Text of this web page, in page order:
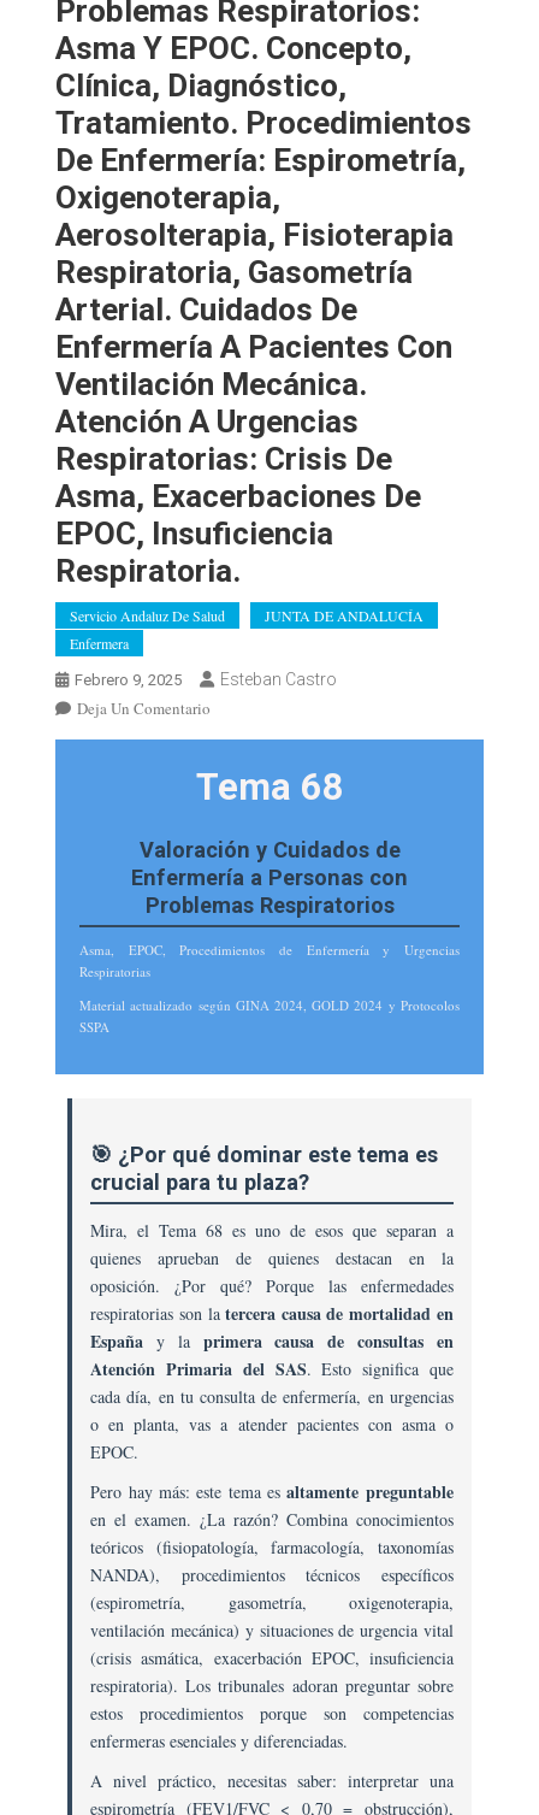
Problemas Respiratorios:
Asma Y EPOC. Concepto,
Clínica, Diagnóstico,
Tratamiento. Procedimientos
De Enfermería: Espirometría,
Oxigenoterapia,
Aerosolterapia, Fisioterapia
Respiratoria, Gasometría
Arterial. Cuidados De
Enfermería A Pacientes Con
Ventilación Mecánica.
Atención A Urgencias
Respiratorias: Crisis De
Asma, Exacerbaciones De
EPOC, Insuficiencia
Respiratoria.
Servicio Andaluz De Salud
JUNTA DE ANDALUCÍA
Enfermera
Febrero 9, 2025 Esteban Castro
Deja Un Comentario
ENFERMERA.
68.
Valoración
Y
Cuidados
De
A
Problemas
Y
EPOC.
Concepto,
Clínica,
Diagnóstico,
Tratamiento.
Procedimientos
De
Enfermería:
Espirometría,
Oxigenoterapia,
Respiratoria,
Gasometría
Arterial.
Cuidados
Enfermería
A
Pacientes
Con
Ventilación
Atención
Tema 68
Valoración y Cuidados de
Enfermería a Personas con
Problemas Respiratorios
Asma, EPOC, Procedimientos de Enfermería y Urgencias
Respiratorias
Material actualizado según GINA 2024, GOLD 2024 y Protocolos
SSPA
🎯 ¿Por qué dominar este tema es
crucial para tu plaza?
Mira, el Tema 68 es uno de esos que separan a
quienes aprueban de quienes destacan en la
oposición. ¿Por qué? Porque las enfermedades
respiratorias son latercera causa de mortalidad en
España y la primera causa de consultas en
Atención Primaria del SAS. Esto significa que
cada día, en tu consulta de enfermería, en urgencias
o en planta, vas a atender pacientes con asma o
EPOC.
Pero hay más: este tema esaltamente preguntable
en el examen. ¿La razón? Combina conocimientos
teóricos (fisiopatología, farmacología, taxonomías
NANDA), procedimientos técnicos específicos
(espirometría, gasometría, oxigenoterapia,
ventilación mecánica) y situaciones de urgencia vital
(crisis asmática, exacerbación EPOC, insuficiencia
respiratoria). Los tribunales adoran preguntar sobre
estos procedimientos porque son competencias
enfermeras esenciales y diferenciadas.
A nivel práctico, necesitas saber: interpretar una
espirometría (FEV1/FVC < 0,70 = obstrucción),